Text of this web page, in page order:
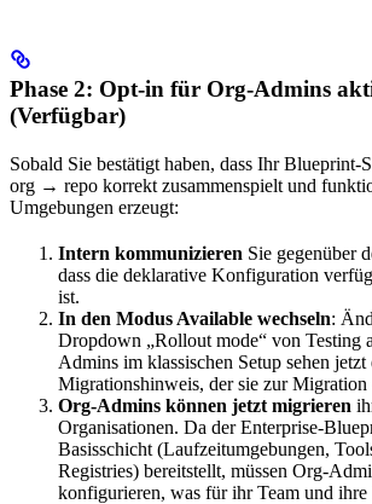
Phase 2: Opt-in für Org-Admins
(Verfügbar)
Sobald Sie bestätigt haben, dass Ihr Blueprint-
org → repo korrekt zusammenspielt und
Umgebungen erzeugt:
Intern kommunizieren Sie gegenüber
dass die deklarative Konfiguration
ist.
In den Modus Available wechseln:
Dropdown „Rollout mode“ von Testing
Admins im klassischen Setup sehen jetzt
Migrationshinweis, der sie zur Migration
Org-Admins können jetzt migrieren
Organisationen. Da der Enterprise-
Basisschicht (Laufzeitumgebungen,
Registries) bereitstellt, müssen Org-
konfigurieren, was für ihr Team und ihre